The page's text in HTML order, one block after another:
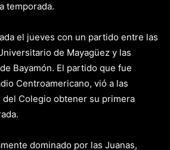
temporada.
el jueves con un partido entre las
de Mayagüez y las
Bayamón. El partido que fue
Centroamericano, vió a las
del Colegio obtener su primera
dominado por las Juanas,